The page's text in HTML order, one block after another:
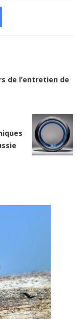
de l’entretien de